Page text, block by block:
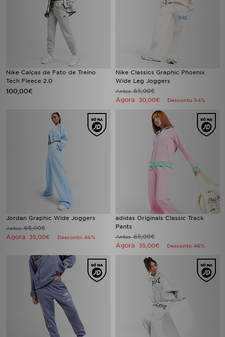
Nike Calças de Fato de Treino
Tech Fleece 2.0
100,00€
Nike Classics Graphic Phoenix
Wide Leg Joggers
Antes65,00€
Agora 30,00€ Desconto 54%
Jordan Graphic Wide Joggers
Antes65,00€
Agora 35,00€ Desconto 46%
adidas Originals Classic Track
Pants
Antes65,00€
Agora 35,00€ Desconto 46%